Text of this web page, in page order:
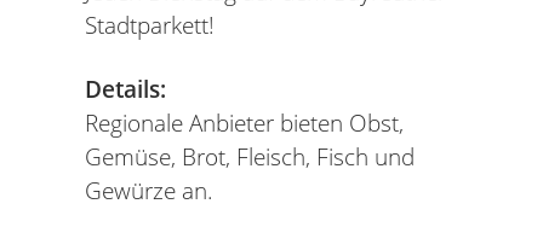
Stadtparkett!
Details:
Regionale Anbieter bieten Obst,
Gemüse, Brot, Fleisch, Fisch und
Gewürze an.